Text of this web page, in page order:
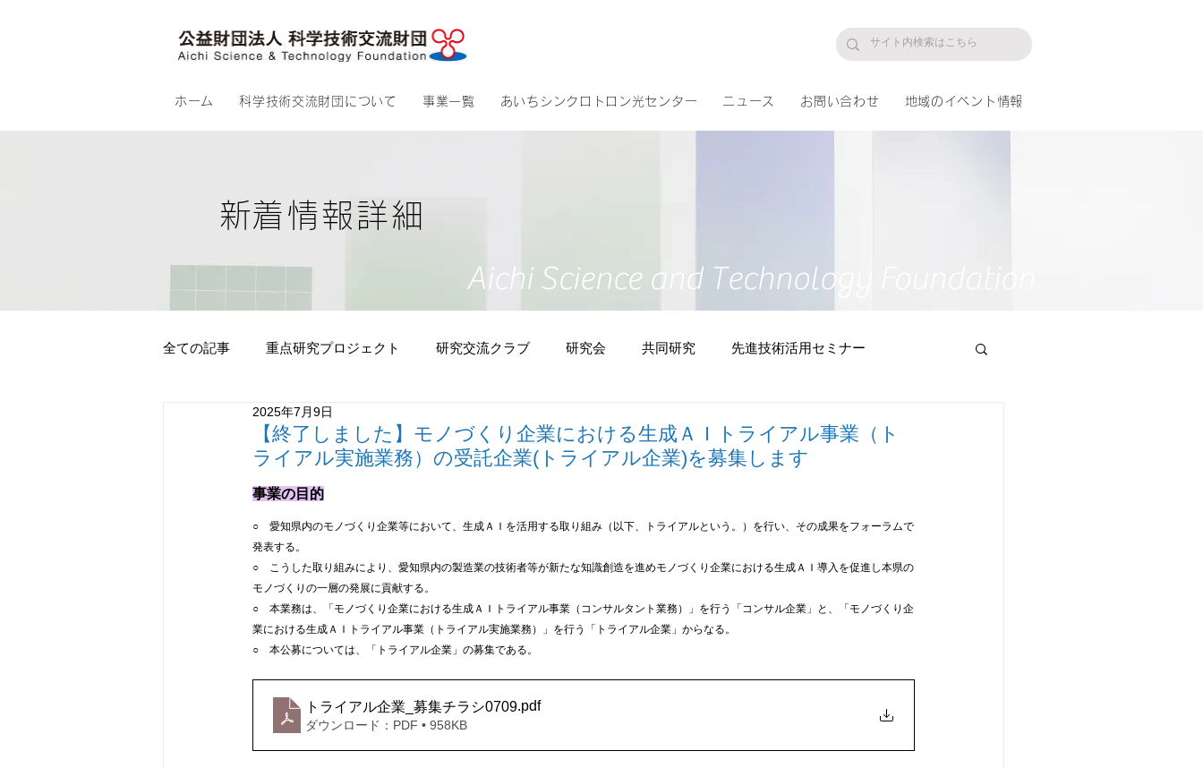
ホーム 科学技術交流財団について 事業一覧 あいちシンクロトロン光センター ニュース お問い合わせ 地域のイベント情報
Aichi Science and Technology Foundation
​新着情報詳細
全ての記事 重点研究プロジェクト 研究交流クラブ 研究会 共同研究 先進技術活用セミナー
MOT研修 デジタル
知識創造型交流事業
【終了しました】モノづくり企業における生成ＡＩトライアル事業（ト
ライアル実施業務）の受託企業(トライアル企業)を募集します
2025年7月9日
事業の目的
○　愛知県内のモノづくり企業等において、生成ＡＩを活用する取り組み（以下、トライアルという。）を行い、その成果をフォーラムで
発表する。
○　こうした取り組みにより、愛知県内の製造業の技術者等が新たな知識創造を進めモノづくり企業における生成ＡＩ導入を促進し本県の
モノづくりの一層の発展に貢献する。
○　本業務は、「モノづくり企業における生成ＡＩトライアル事業（コンサルタント業務）」を行う「コンサル企業」と、「モノづくり企
業における生成ＡＩトライアル事業（トライアル実施業務）」を行う「トライアル企業」からなる。
○　本公募については、「トライアル企業」の募集である。
トライアル企業_募集チラシ0709.pdf
ダウンロード：PDF • 958KB